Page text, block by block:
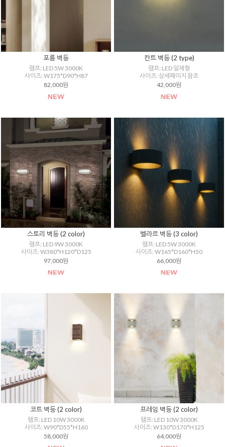
포룸 벽등
램프: LED 5W 3000K
사이즈: W175*D90*H87
82,000원
칸트 벽등 (2 type)
램프: LED 일체형
사이즈: 상세페이지 참조
42,000원
스토리 벽등 (2 color)
램프: LED 9W 3000K
사이즈: W380*H120*D125
97,000원
벨라르 벽등 (3 color)
램프: LED 5W 3000K
사이즈: W165*D160*H50
66,000원
코트 벽등 (2 color)
램프: LED 10W 3000K
사이즈: W90*D55*H160
58,000원
프레임 벽등 (2 color)
램프: LED 10W 3000K
사이즈: W130*D170*H125
64,000원